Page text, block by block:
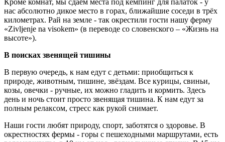
Кроме комнат, мы сдаём места под кемпинг для палаток - у
нас абсолютно дикое место в горах, ближайшие соседи в трёх
километрах. Рай на земле - так окрестили гости нашу ферму
«Zivljenje na visokem» (в переводе со словенского – «Жизнь на
высоте»).
В поисках звенящей тишины
В первую очередь, к нам едут с детьми: приобщиться к
природе, животным, тишине, звёздам. Все курицы, свиньи,
козы, овечки - ручные, их можно гладить и кормить. Здесь
день и ночь стоит просто звенящая тишина. К нам едут за
полным релаксом, стресс как рукой снимает.
Наши гости любят природу, спорт, заботятся о здоровье. В
окрестностях фермы - горы с пешеходными маршрутами, есть